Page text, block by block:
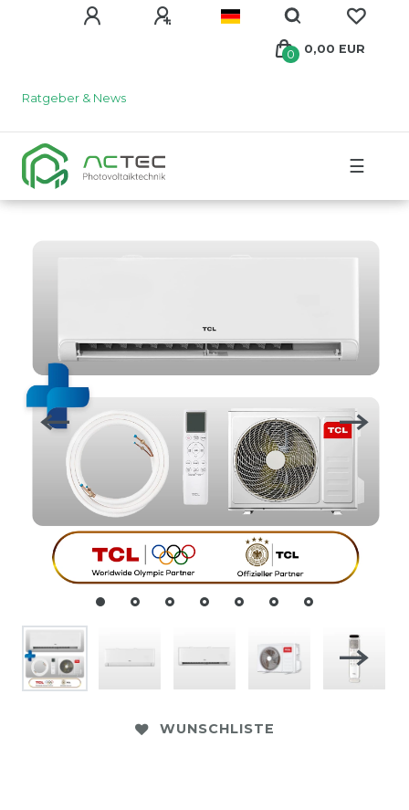
Ratgeber & News
0 0,00 EUR
☰
WUNSCHLISTE